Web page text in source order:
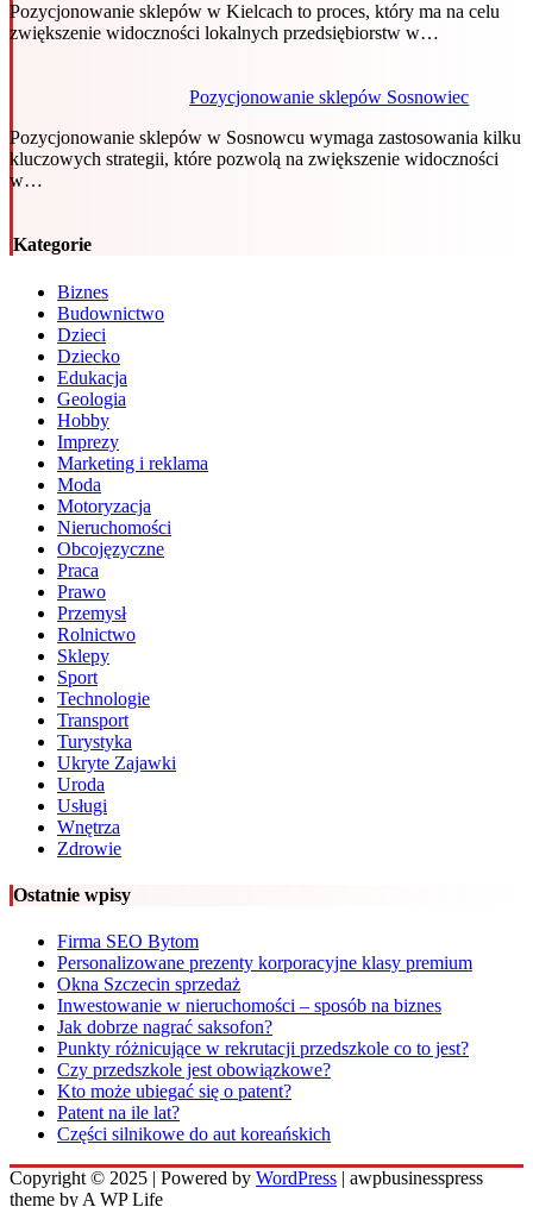
Pozycjonowanie sklepów w Kielcach to proces, który ma na celu
zwiększenie widoczności lokalnych przedsiębiorstw w…
Pozycjonowanie sklepów Sosnowiec
Pozycjonowanie sklepów w Sosnowcu wymaga zastosowania kilku
kluczowych strategii, które pozwolą na zwiększenie widoczności
w…
Kategorie
Biznes
Budownictwo
Dzieci
Dziecko
Edukacja
Geologia
Hobby
Imprezy
Marketing i reklama
Moda
Motoryzacja
Nieruchomości
Obcojęzyczne
Praca
Prawo
Przemysł
Rolnictwo
Sklepy
Sport
Technologie
Transport
Turystyka
Ukryte Zajawki
Uroda
Usługi
Wnętrza
Zdrowie
Ostatnie wpisy
Firma SEO Bytom
Personalizowane prezenty korporacyjne klasy premium
Okna Szczecin sprzedaż
Inwestowanie w nieruchomości – sposób na biznes
Jak dobrze nagrać saksofon?
Punkty różnicujące w rekrutacji przedszkole co to jest?
Czy przedszkole jest obowiązkowe?
Kto może ubiegać się o patent?
Patent na ile lat?
Części silnikowe do aut koreańskich
Copyright © 2025 | Powered by WordPress | awpbusinesspress
theme by A WP Life